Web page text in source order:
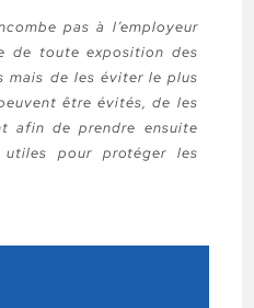
pas à l’employeur
de toute exposition des
mais de les éviter le plus
être évités, de les
afin de prendre ensuite
utiles pour protéger les